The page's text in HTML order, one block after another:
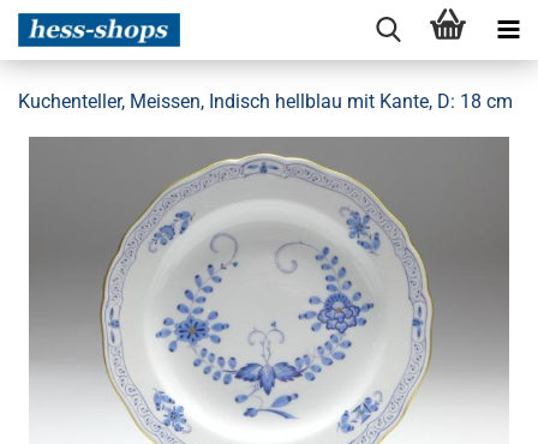
Kuchenteller, Meissen, Indisch hellblau mit Kante, D: 18 cm